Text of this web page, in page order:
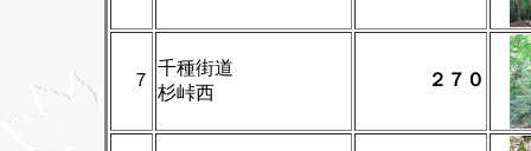
７
千種街道
杉峠西
２７０